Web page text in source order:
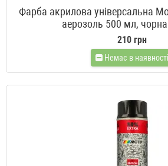
Фарба акрилова універсальна
аерозоль 500 мл,
210 грн
Немає в наявності